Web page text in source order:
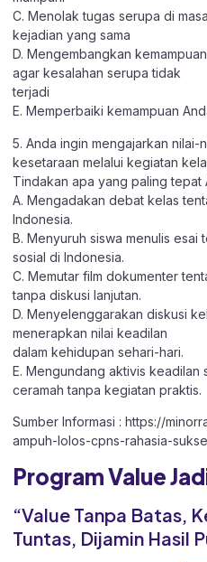
C. Menolak tugas serupa di
kejadian yang sama
D. Mengembangkan
agar kesalahan serupa tidak
terjadi
E. Memperbaiki kemampuan
5. Anda ingin mengajarkan nilai-
kesetaraan melalui kegiatan
Tindakan apa yang paling tepat
A. Mengadakan debat kelas
Indonesia.
B. Menyuruh siswa menulis
sosial di Indonesia.
C. Memutar film dokumenter
tanpa diskusi lanjutan.
D. Menyelenggarakan diskusi
menerapkan nilai keadilan
dalam kehidupan sehari-hari.
E. Mengundang aktivis keadilan
ceramah tanpa kegiatan praktis.
Sumber Informasi : https://
ampuh-lolos-cpns-rahasia-
Program Value
“Value Tanpa Batas,
Tuntas, Dijamin Hasil